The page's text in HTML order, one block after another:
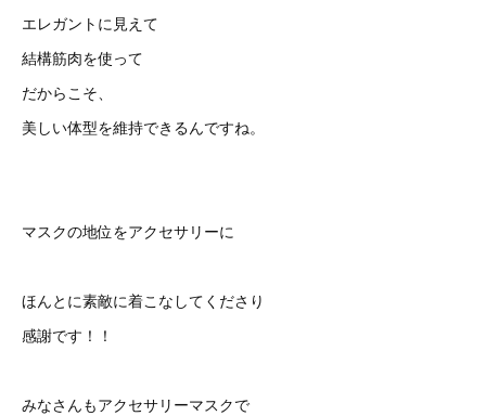
エレガントに見えて
結構筋肉を使って
だからこそ、
美しい体型を維持できるんですね。
マスクの地位をアクセサリーに
ほんとに素敵に着こなしてくださり
感謝です！！
みなさんもアクセサリーマスクで